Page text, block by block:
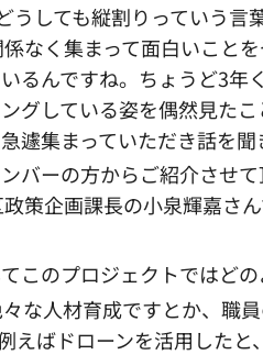
しても縦割りっていう
なく集まって面白いこと
るんですね。ちょうど3
グしている姿を偶然見た
遽集まっていただき話を
バーの方からご紹介させ
策企画課長の小泉輝嘉さ
このプロジェクトではど
な人材育成ですとか、職
ばドローンを活用した